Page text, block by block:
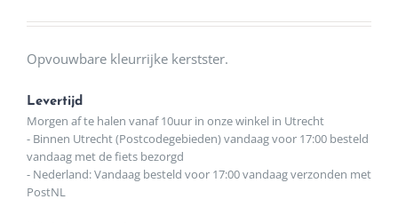
Opvouwbare kleurrijke kerstster.
Levertijd
Morgen af te halen vanaf 10uur in onze winkel in Utrecht
- Binnen Utrecht (Postcodegebieden) vandaag voor 17:00 besteld
vandaag met de fiets bezorgd
- Nederland: Vandaag besteld voor 17:00 vandaag verzonden met
PostNL